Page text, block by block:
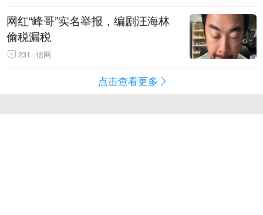
网红“峰哥”实名举报，编剧汪海林
偷税漏税
231 信网
点击查看更多